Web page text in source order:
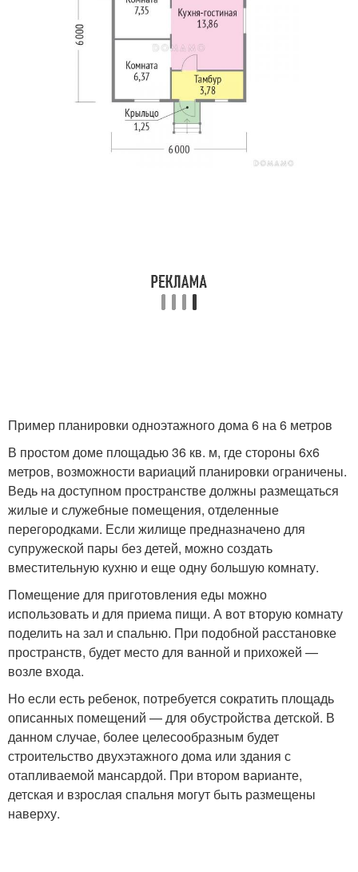
Пример планировки одноэтажного дома 6 на 6 метров
В простом доме площадью 36 кв. м, где стороны 6х6
метров, возможности вариаций планировки ограничены.
Ведь на доступном пространстве должны размещаться
жилые и служебные помещения, отделенные
перегородками. Если жилище предназначено для
супружеской пары без детей, можно создать
вместительную кухню и еще одну большую комнату.
Помещение для приготовления еды можно
использовать и для приема пищи. А вот вторую комнату
поделить на зал и спальню. При подобной расстановке
пространств, будет место для ванной и прихожей —
возле входа.
Но если есть ребенок, потребуется сократить площадь
описанных помещений — для обустройства детской. В
данном случае, более целесообразным будет
строительство двухэтажного дома или здания с
отапливаемой мансардой. При втором варианте,
детская и взрослая спальня могут быть размещены
наверху.